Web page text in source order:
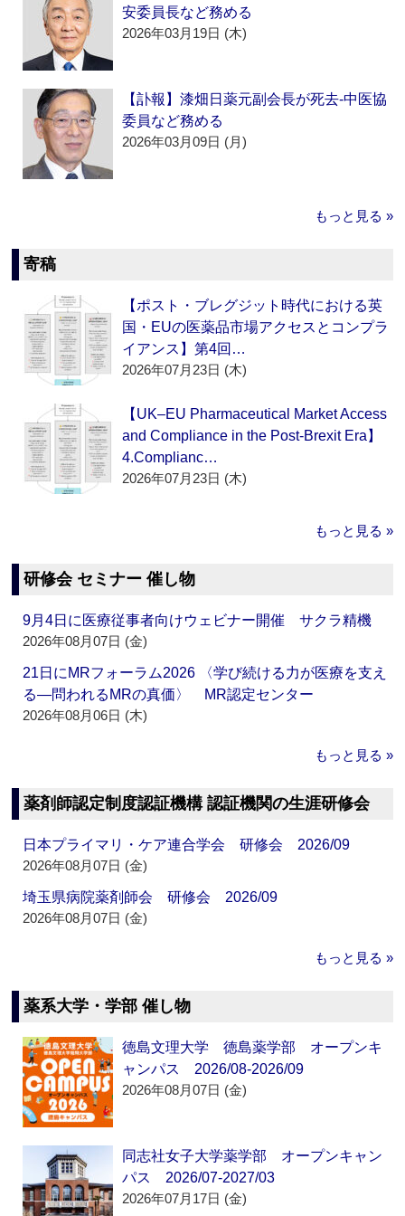
安委員長など務める
2026年03月19日 (木)
【訃報】漆畑日薬元副会長が死去‐中医協
委員など務める
2026年03月09日 (月)
もっと見る »
寄稿
【ポスト・ブレグジット時代における英
国・EUの医薬品市場アクセスとコンプラ
イアンス】第4回…
2026年07月23日 (木)
【UK–EU Pharmaceutical Market Access
and Compliance in the Post-Brexit Era】
4.Complianc…
2026年07月23日 (木)
もっと見る »
研修会 セミナー 催し物
9月4日に医療従事者向けウェビナー開催 サクラ精機
2026年08月07日 (金)
21日にMRフォーラム2026 〈学び続ける力が医療を支え
る―問われるMRの真価〉 MR認定センター
2026年08月06日 (木)
もっと見る »
薬剤師認定制度認証機構 認証機関の生涯研修会
日本プライマリ・ケア連合学会 研修会 2026/09
2026年08月07日 (金)
埼玉県病院薬剤師会 研修会 2026/09
2026年08月07日 (金)
もっと見る »
薬系大学・学部 催し物
徳島文理大学 徳島薬学部 オープンキ
ャンパス 2026/08-2026/09
2026年08月07日 (金)
同志社女子大学薬学部 オープンキャン
パス 2026/07-2027/03
2026年07月17日 (金)